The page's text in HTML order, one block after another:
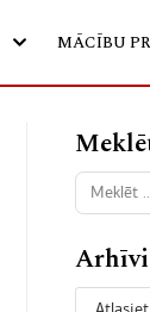
MĀCĪBU
Arhīvi